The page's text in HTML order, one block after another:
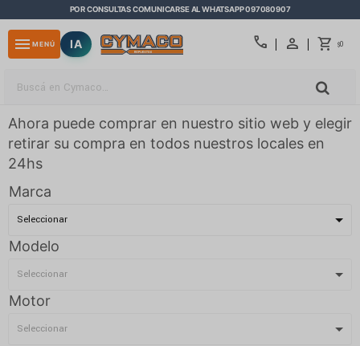
POR CONSULTAS COMUNICARSE AL WHATSAPP 097080907
call $0
menu MENÚ IA
Ahora puede comprar en nuestro sitio web y elegir
retirar su compra en todos nuestros locales en
24hs
Marca
Modelo
Motor
close